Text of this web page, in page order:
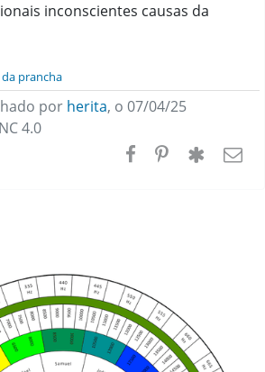
inconscientes causas da
prancha
por herita, o 07/04/25
4.0